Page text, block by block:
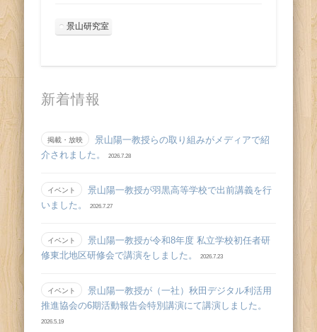
景山研究室
新着情報
掲載・放映
景山陽一教授らの取り組みがメディアで紹
介されました。
2026.7.28
イベント
景山陽一教授が羽黒高等学校で出前講義を行
いました。
2026.7.27
イベント
景山陽一教授が令和8年度 私立学校初任者研
修東北地区研修会で講演をしました。
2026.7.23
イベント
景山陽一教授が（一社）秋田デジタル利活用
推進協会の6期活動報告会特別講演にて講演しました。
2026.5.19